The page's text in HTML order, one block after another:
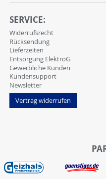
SERVICE:
Widerrufsrecht
Rücksendung
Lieferzeiten
Entsorgung ElektroG
Gewerbliche Kunden
Kundensupport
Newsletter
Vertrag widerrufen